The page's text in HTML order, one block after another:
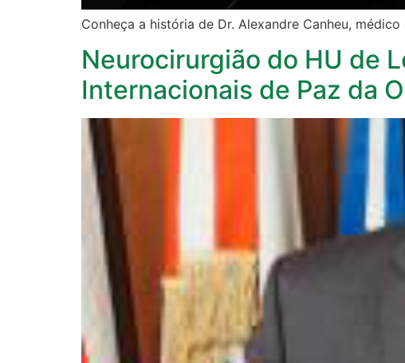
Conheça a história de Dr. Alexandre Canheu,
Neurocirurgião do HU de
Internacionais de Paz da